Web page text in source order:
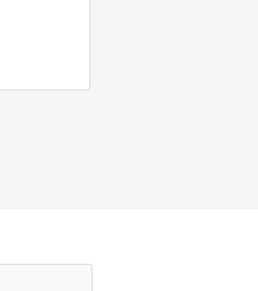
했고, 철
기차는